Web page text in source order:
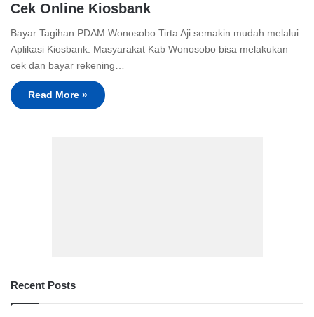
Cek Online Kiosbank
Bayar Tagihan PDAM Wonosobo Tirta Aji semakin mudah melalui
Aplikasi Kiosbank. Masyarakat Kab Wonosobo bisa melakukan
cek dan bayar rekening…
Read More »
Recent Posts